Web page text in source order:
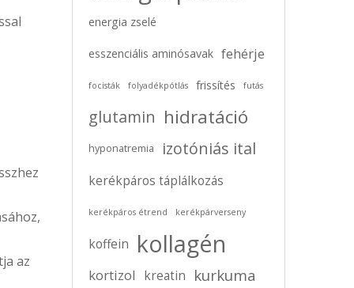
az
energia zselé
esszenciális aminósavak fehérje
focisták folyadékpótlás frissítés futás
glutamin hidratáció
hyponatremia izotóniás ital
kerékpáros táplálkozás
kerékpáros étrend kerékpárverseny
koffein kollagén
kortizol kreatin kurkuma